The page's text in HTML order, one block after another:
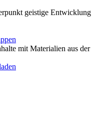
geistige Entwicklung
mit Materialien aus der